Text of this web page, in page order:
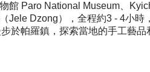
館 Paro National Museum、
Jele Dzong），全程約3 - 4小時
於帕羅鎮，探索當地的手工藝